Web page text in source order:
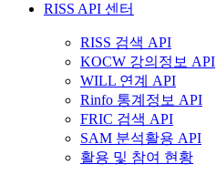
RISS API 센터
RISS 검색 API
KOCW 강의정보 API
WILL 연계 API
Rinfo 통계정보 API
FRIC 검색 API
SAM 분석활용 API
활용 및 참여 현황